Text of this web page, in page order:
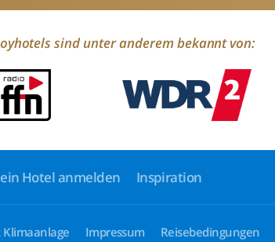
sind unter anderem bekannt von:
Hotel anmelden Inspiration
Impressum Reisebedingungen